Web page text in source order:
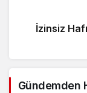
İzinsiz
Gündemden